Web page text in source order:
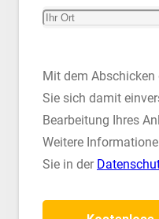
Mit dem
Sie sich damit
Bearbeitung Ihres
Weitere
Sie in der